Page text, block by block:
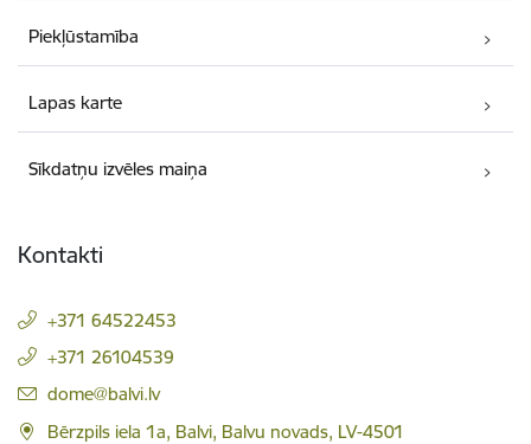
Piekļūstamība
Lapas karte
Sīkdatņu izvēles maiņa
Kontakti
+371 64522453
+371 26104539
E-pasts:
dome@balvi.lv
Bērzpils iela 1a, Balvi, Balvu novads, LV-4501